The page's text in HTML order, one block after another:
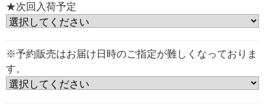
★次回入荷予定
※予約販売はお届け日時のご指定が難しくなっておりま
す。